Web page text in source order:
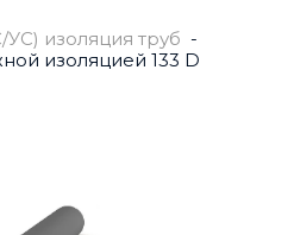
изоляция труб -
изоляцией 133 D